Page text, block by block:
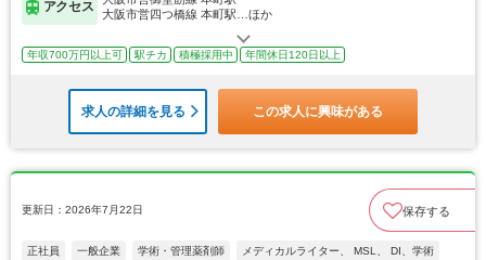
アクセス
大阪市営四つ橋線 本町駅…ほか
年収700万円以上可 駅チカ 積極採用中 年間休日120日以上
求人の詳細を見る この求人に興味がある
更新日：2026年7月22日 保存する
正社員 一般企業 学術・管理薬剤師 メディカルライター、 MSL、 DI、学術